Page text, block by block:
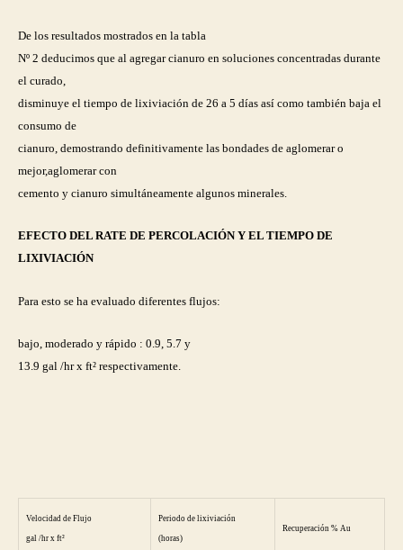
De los resultados mostrados en la tabla
Nº 2 deducimos que al agregar cianuro en soluciones concentradas durante
el curado,
disminuye el tiempo de lixiviación de 26 a 5 días así como también baja el
consumo de
cianuro, demostrando definitivamente las bondades de aglomerar o
mejor,aglomerar con
cemento y cianuro simultáneamente algunos minerales.
EFECTO DEL RATE DE PERCOLACIÓN Y EL TIEMPO DE
LIXIVIACIÓN
Para esto se ha evaluado diferentes flujos:
bajo, moderado y rápido : 0.9, 5.7 y
13.9 gal /hr x ft² respectivamente.
Velocidad de Flujo
gal /hr x ft²
Periodo de lixiviación
(horas)
Recuperación % Au